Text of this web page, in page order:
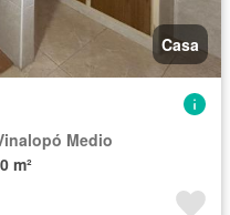
Casa
Medio
m²